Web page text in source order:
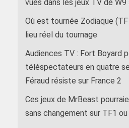
vues dans les jeux TV de W9
Où est tournée Zodiaque
lieu réel du tournage
Audiences TV : Fort Boyard
téléspectateurs en quatre
Féraud résiste sur France 2
Ces jeux de MrBeast
sans changement sur TF1 ou